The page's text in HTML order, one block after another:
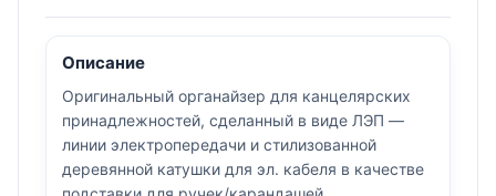
Описание
Оригинальный органайзер для канцелярских
принадлежностей, сделанный в виде ЛЭП —
линии электропередачи и стилизованной
деревянной катушки для эл. кабеля в качестве